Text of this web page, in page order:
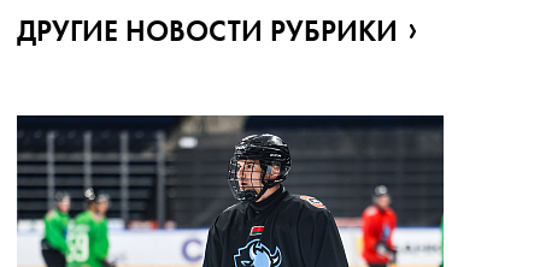
ДРУГИЕ НОВОСТИ РУБРИКИ